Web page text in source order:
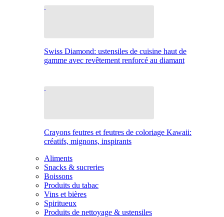
Swiss Diamond: ustensiles de cuisine haut de
gamme avec revêtement renforcé au diamant
Crayons feutres et feutres de coloriage Kawaii:
créatifs, mignons, inspirants
Aliments
Snacks & sucreries
Boissons
Produits du tabac
Vins et bières
Spiritueux
Produits de nettoyage & ustensiles